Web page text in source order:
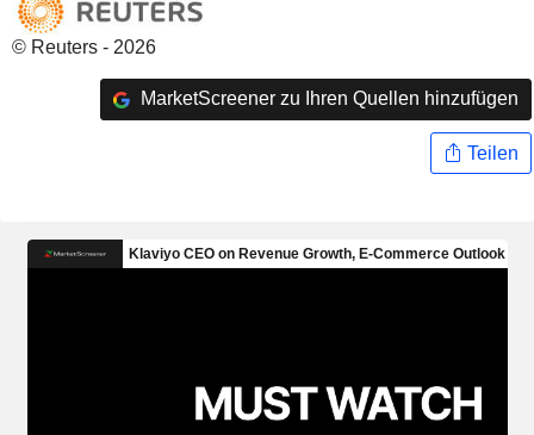
© Reuters - 2026
MarketScreener zu Ihren Quellen hinzufügen
Teilen